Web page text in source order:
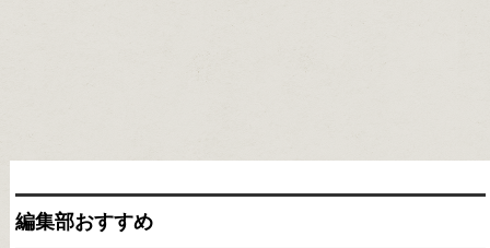
編集部おすすめ